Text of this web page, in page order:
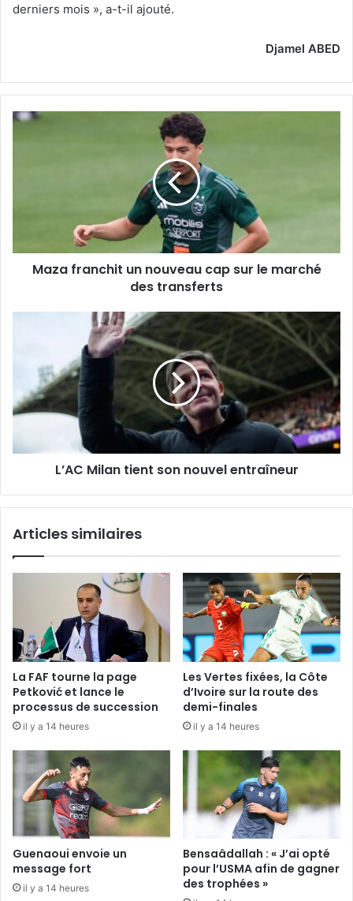
derniers mois », a-t-il ajouté.
Djamel ABED
Maza
des
transferts
Maza franchit un nouveau cap sur le marché
des transferts
nouvel
entraîneur
L’AC Milan tient son nouvel entraîneur
Articles similaires
La FAF tourne la page
Petković et lance le
processus de succession
il y a 14 heures
Les Vertes fixées, la Côte
d’Ivoire sur la route des
demi-finales
il y a 14 heures
Guenaoui envoie un
message fort
il y a 14 heures
Bensaâdallah : « J’ai opté
pour l’USMA afin de gagner
des trophées »